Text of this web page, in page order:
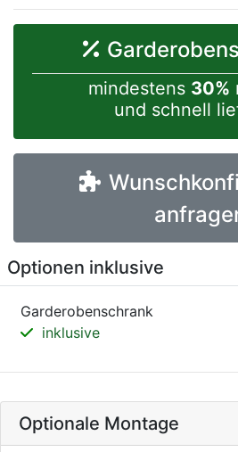
mindestens 30%
und schnell
Optionen inklusive
Garderobenschrank
inklusive
Optionale Montage